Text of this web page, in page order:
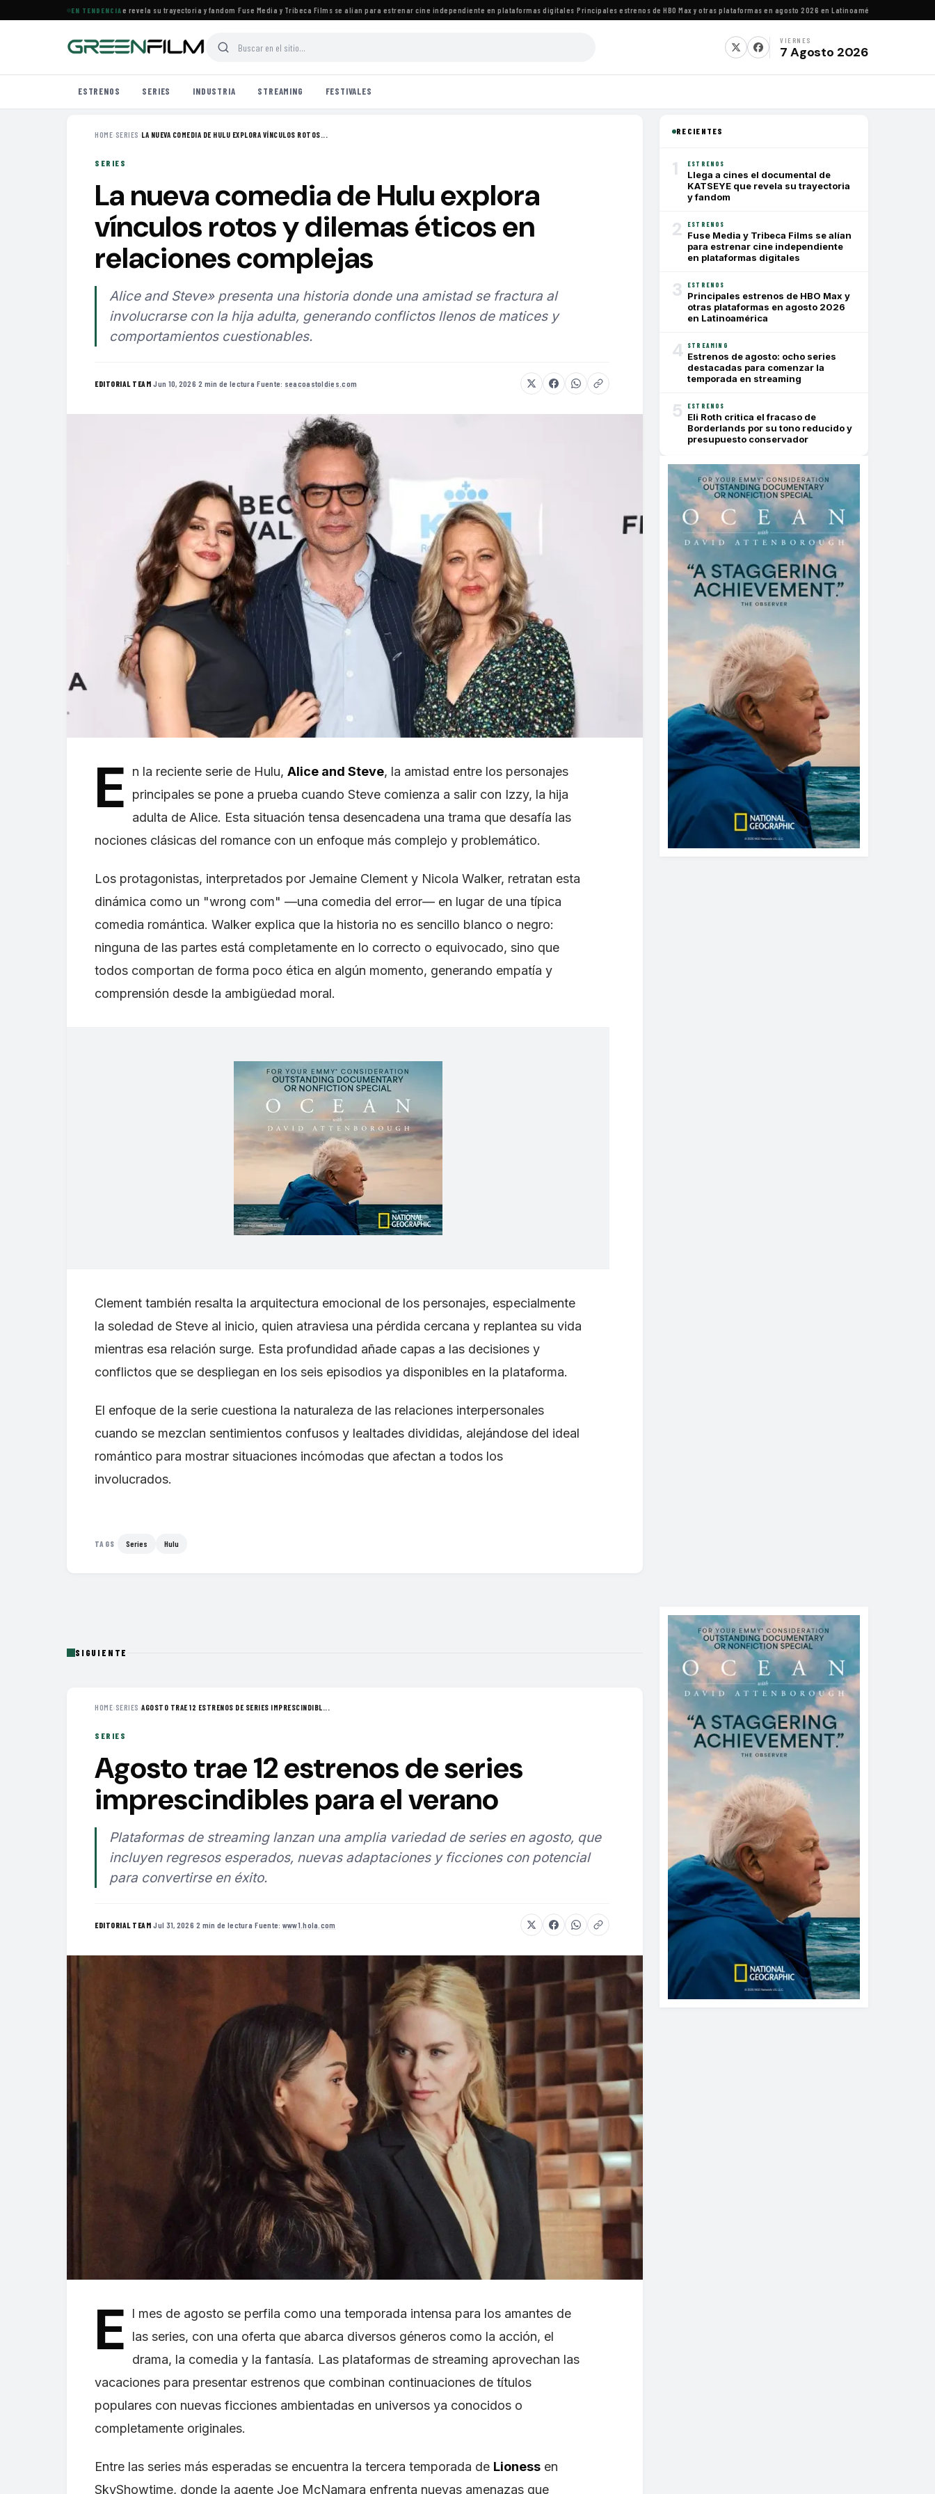
EN TENDENCIA
el documental de KATSEYE que revela su trayectoria y fandom·Fuse Media y Tribeca Films se alían para estrenar cine independiente en plataformas digitales·Principales estrenos de HBO Max y otras plataformas en agosto 2026 en Latinoamérica
VIERNES
7 Agosto 2026
ESTRENOS SERIES INDUSTRIA STREAMING FESTIVALES
HOME› SERIES ›LA NUEVA COMEDIA DE HULU EXPLORA VÍNCULOS ROTOS...
SERIES
La nueva comedia de Hulu explora
vínculos rotos y dilemas éticos en
relaciones complejas
Alice and Steve» presenta una historia donde una amistad se fractura al
involucrarse con la hija adulta, generando conflictos llenos de matices y
comportamientos cuestionables.
EDITORIAL TEAM·Jun 10, 2026·2 min de lectura·Fuente: seacoastoldies.com
E n la reciente serie de Hulu, Alice and Steve, la amistad entre los personajes
principales se pone a prueba cuando Steve comienza a salir con Izzy, la hija
adulta de Alice. Esta situación tensa desencadena una trama que desafía las
nociones clásicas del romance con un enfoque más complejo y problemático.
Los protagonistas, interpretados por Jemaine Clement y Nicola Walker, retratan esta
dinámica como un "wrong com" —una comedia del error— en lugar de una típica
comedia romántica. Walker explica que la historia no es sencillo blanco o negro:
ninguna de las partes está completamente en lo correcto o equivocado, sino que
todos comportan de forma poco ética en algún momento, generando empatía y
comprensión desde la ambigüedad moral.
Clement también resalta la arquitectura emocional de los personajes, especialmente
la soledad de Steve al inicio, quien atraviesa una pérdida cercana y replantea su vida
mientras esa relación surge. Esta profundidad añade capas a las decisiones y
conflictos que se despliegan en los seis episodios ya disponibles en la plataforma.
El enfoque de la serie cuestiona la naturaleza de las relaciones interpersonales
cuando se mezclan sentimientos confusos y lealtades divididas, alejándose del ideal
romántico para mostrar situaciones incómodas que afectan a todos los
involucrados.
TAGS Series Hulu
RECIENTES
1 ESTRENOS
Llega a cines el documental de
KATSEYE que revela su trayectoria
y fandom
2 ESTRENOS
Fuse Media y Tribeca Films se alían
para estrenar cine independiente
en plataformas digitales
3 ESTRENOS
Principales estrenos de HBO Max y
otras plataformas en agosto 2026
en Latinoamérica
4 STREAMING
Estrenos de agosto: ocho series
destacadas para comenzar la
temporada en streaming
5 ESTRENOS
Eli Roth critica el fracaso de
Borderlands por su tono reducido y
presupuesto conservador
SIGUIENTE
HOME› SERIES ›AGOSTO TRAE 12 ESTRENOS DE SERIES IMPRESCINDIBL...
SERIES
Agosto trae 12 estrenos de series
imprescindibles para el verano
Plataformas de streaming lanzan una amplia variedad de series en agosto, que
incluyen regresos esperados, nuevas adaptaciones y ficciones con potencial
para convertirse en éxito.
EDITORIAL TEAM·Jul 31, 2026·2 min de lectura·Fuente: www1.hola.com
E
l mes de agosto se perfila como una temporada intensa para los amantes de
las series, con una oferta que abarca diversos géneros como la acción, el
drama, la comedia y la fantasía. Las plataformas de streaming aprovechan las
vacaciones para presentar estrenos que combinan continuaciones de títulos
populares con nuevas ficciones ambientadas en universos ya conocidos o
completamente originales.
Entre las series más esperadas se encuentra la tercera temporada de Lioness en
SkyShowtime, donde la agente Joe McNamara enfrenta nuevas amenazas que